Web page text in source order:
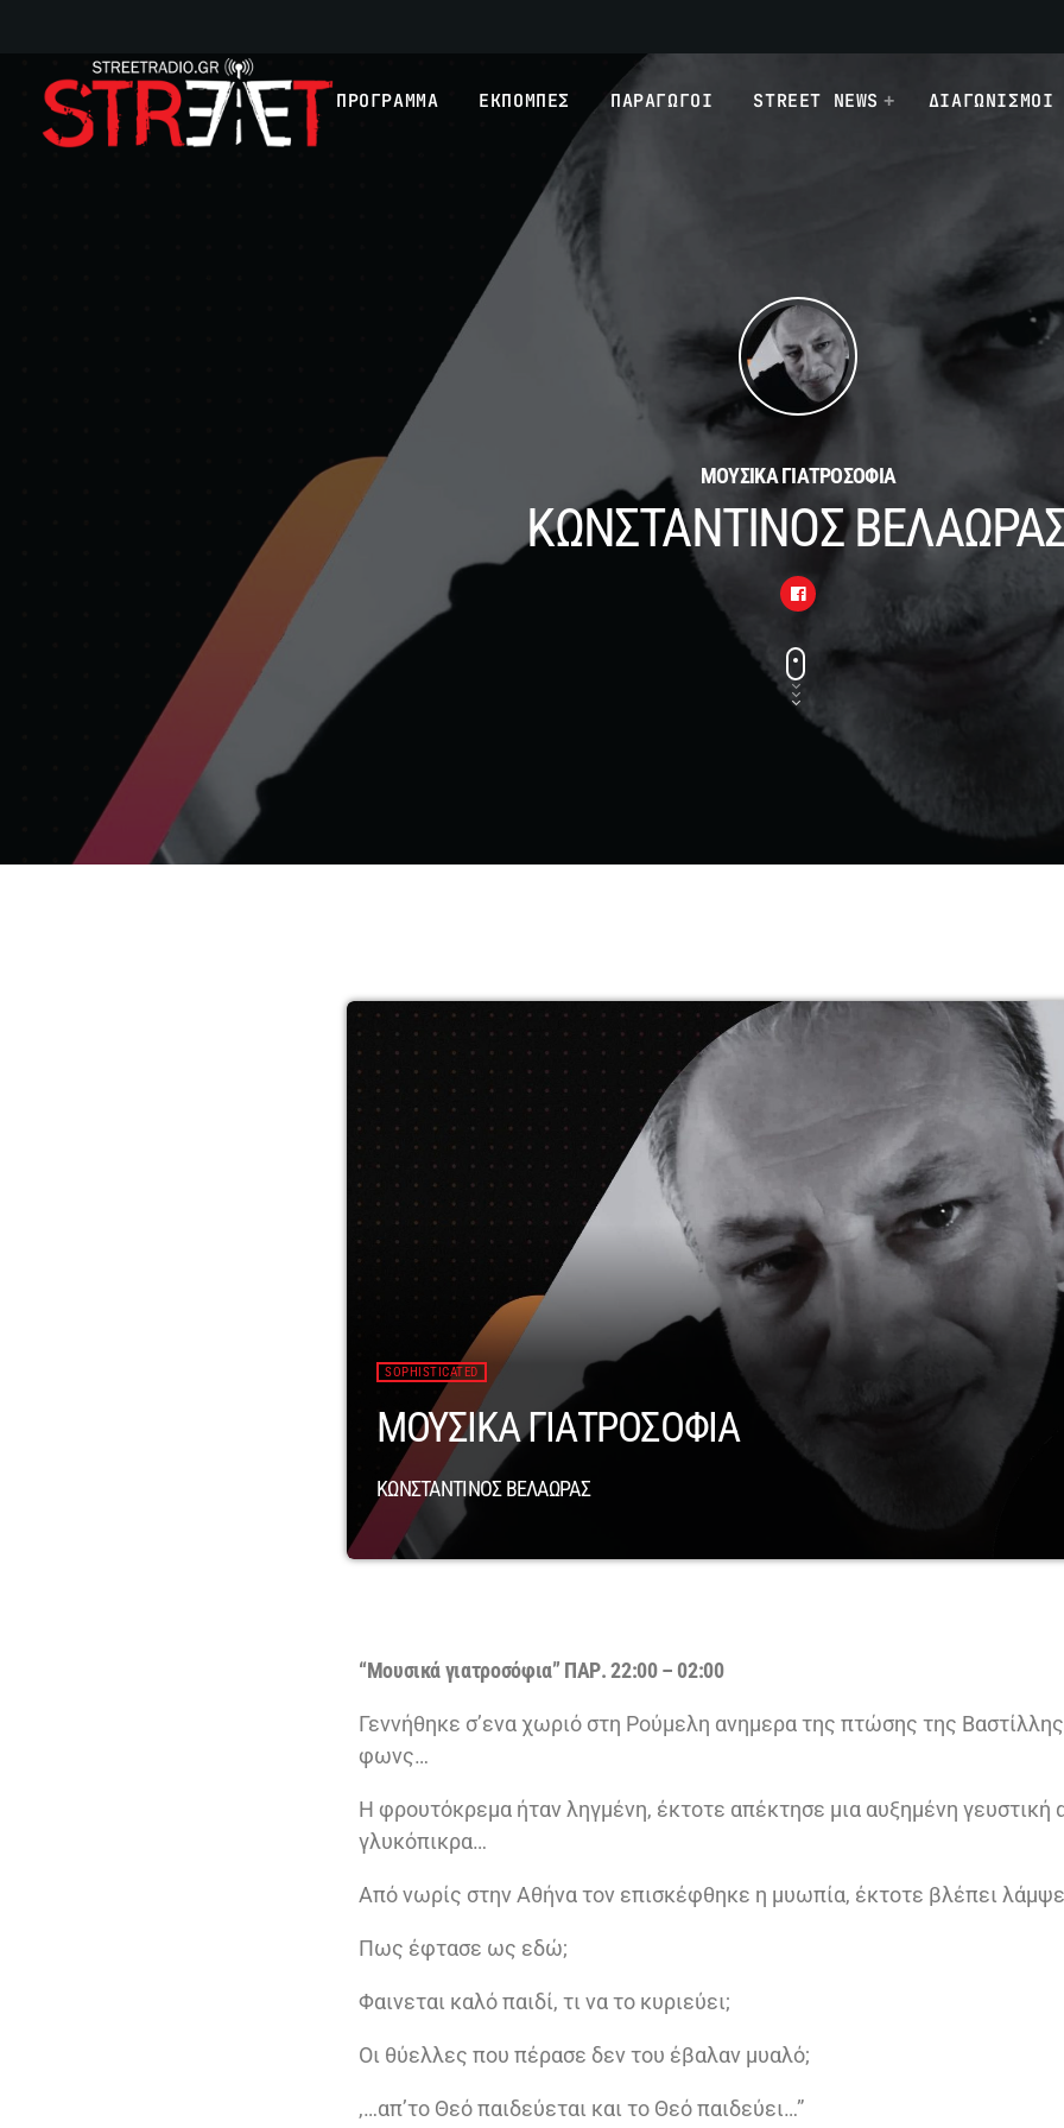
ΠΡΟΓΡΑΜΜΑ ΕΚΠΟΜΠΕΣ ΠΑΡΑΓΩΓΟΙ STREET NEWS ΔΙΑΓΩΝΙΣΜΟΙ
ΜΟΥΣΙΚΑ ΓΙΑΤΡΟΣΟΦΙΑ
ΚΩΝΣΤΑΝΤΙΝΟΣ
SOPHISTICATED
ΜΟΥΣΙΚΑ ΓΙΑΤΡΟΣΟΦΙΑ
ΚΩΝΣΤΑΝΤΙΝΟΣ ΒΕΛΑΩΡΑΣ
“Μουσικά γιατροσόφια” με τον Κωνσταντίνο Βελαώρα, κάθε Παρασκευή 22:00 - 02:00 στον Street
“Μουσικά γιατροσόφια” ΠΑΡ. 22:00 – 02:00
Γεννήθηκε σ’ενα χωριό στη Ρούμελη ανημερα της πτώσης της
φωνς…
Η φρουτόκρεμα ήταν ληγμένη, έκτοτε απέκτησε μια αυξημένη γευστική
γλυκόπικρα…
Από νωρίς στην Αθήνα τον επισκέφθηκε η μυωπία, έκτοτε βλέπει
Πως έφτασε ως εδώ;
Φαινεται καλό παιδί, τι να το κυριεύει;
Οι θύελλες που πέρασε δεν του έβαλαν μυαλό;
,…απ’το Θεό παιδεύεται και το Θεό παιδεύει…”